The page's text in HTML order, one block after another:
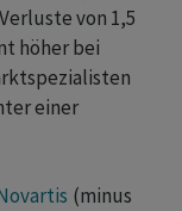
von 1,5
höher bei
einer
(minus